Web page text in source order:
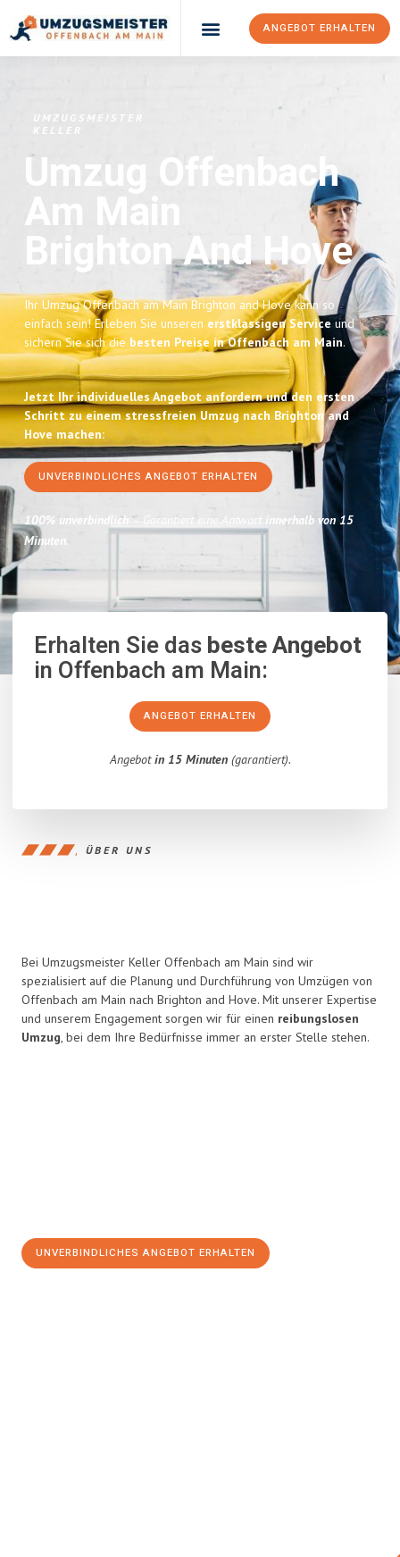
ANGEBOT ERHALTEN
UMZUGSMEISTER
KELLER
Umzug Offenbach
Am Main
Brighton And Hove
Ihr Umzug Offenbach am Main Brighton and Hove kann so
einfach sein! Erleben Sie unseren erstklassigen Serviceund
sichern Sie sich die besten Preise in Offenbach am Main.
Jetzt Ihr individuelles Angebot anfordern und den ersten
Schritt zu einem stressfreien Umzug nach Brighton and
Hove machen:
UNVERBINDLICHES ANGEBOT ERHALTEN
100% unverbindlich – Garantiert eine Antwort
innerhalb von 15
Minuten.
Erhalten Sie dasbeste Angebot
in Offenbach am Main:
ANGEBOT ERHALTEN
Angebotin 15 Minuten(garantiert).
ÜBER UNS
Bei Umzugsmeister Keller Offenbach am Main sind wir
spezialisiert auf die Planung und Durchführung von Umzügen von
Offenbach am Main nach Brighton and Hove. Mit unserer Expertise
und unserem Engagement sorgen wir für einen reibungslosen
Umzug, bei dem Ihre Bedürfnisse immer an erster Stelle stehen.
UNVERBINDLICHES ANGEBOT ERHALTEN